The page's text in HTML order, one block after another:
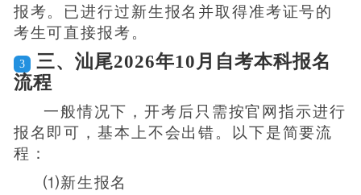
报考。已进行过新生报名并取得准考证号的
考生可直接报考。
3
三、汕尾2026年10月自考本科报名
流程
一般情况下，开考后只需按官网指示进行
报名即可，基本上不会出错。以下是简要流
程：
⑴新生报名